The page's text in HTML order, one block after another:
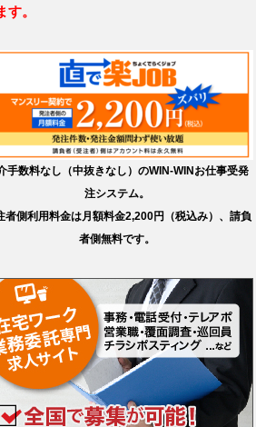
す。
手数料なし（中抜きなし）のWIN-WINお仕事受発
注システム。
者側利用料金は月額料金2,200円（税込み）、請負
者側無料です。